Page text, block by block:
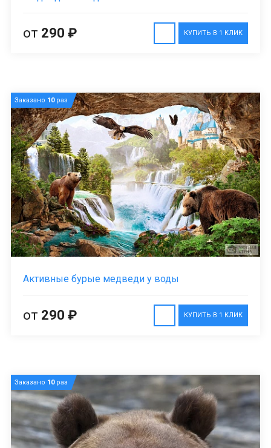
КУПИТЬ В 1 КЛИК
от 290 ₽
Заказано 10раз
Активные бурые медведи у воды
КУПИТЬ В 1 КЛИК
от 290 ₽
Заказано 10раз